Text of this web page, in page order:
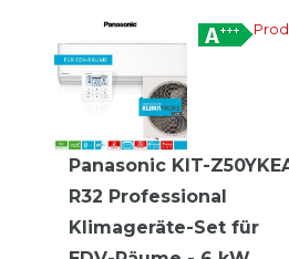
Panasonic KIT-
R32 Professional
Klimageräte-Set für